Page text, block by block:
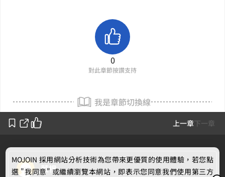
上一章下一章
0
對此章節按讚支持
我是章節切換線
菜根
MOJOIN 採用網站分析技術為您帶來更優質的使用體驗，若您點
選 "我同意" 或繼續瀏覽本網站，即表示您同意我們使用第三方